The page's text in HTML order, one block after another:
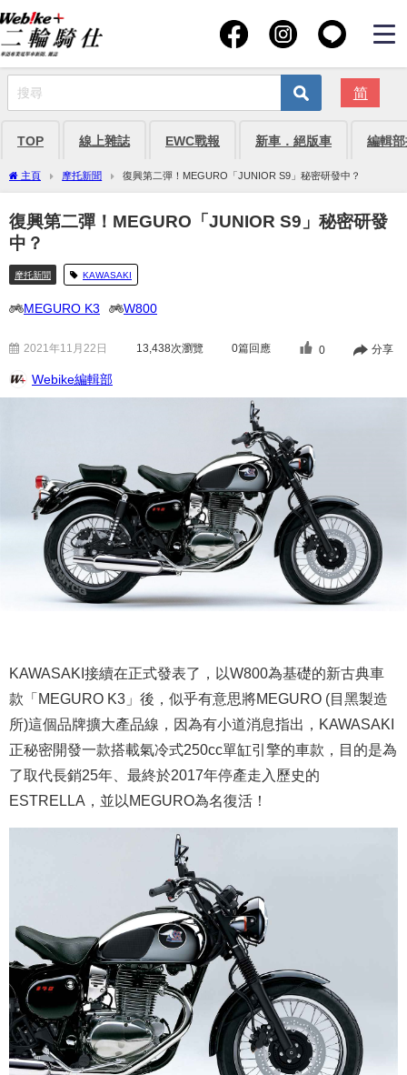
简
TOP 線上雜誌 EWC戰報 新車．絕版車 編輯
主頁 摩托新聞 復興第二彈！MEGURO「JUNIOR S9」秘密研發中？
復興第二彈！MEGURO「JUNIOR S9」秘密研發
中？
摩托新聞 KAWASAKI
MEGURO K3 W800
2021年11月22日 13,438次瀏覽 0篇回應 0 分享
Webike編輯部
KAWASAKI接續在正式發表了，以W800為基礎的新古典車
款「MEGURO K3」後，似乎有意思將MEGURO (目黑製造
所)這個品牌擴大產品線，因為有小道消息指出，KAWASAKI
正秘密開發一款搭載氣冷式250cc單缸引擎的車款，目的是為
了取代長銷25年、最終於2017年停產走入歷史的
ESTRELLA，並以MEGURO為名復活！